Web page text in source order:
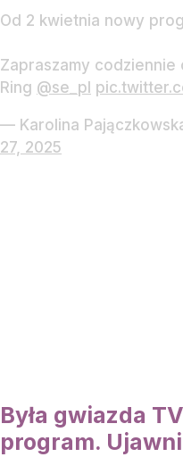
Od 2 kwietnia nowy
Zapraszamy codziennie
Ring @se_pl
— Karolina
27, 2025
Była gwiazda
program.